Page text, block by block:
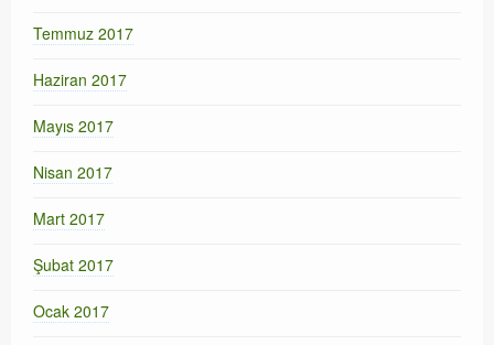
Temmuz 2017
Haziran 2017
Mayıs 2017
Nisan 2017
Mart 2017
Şubat 2017
Ocak 2017